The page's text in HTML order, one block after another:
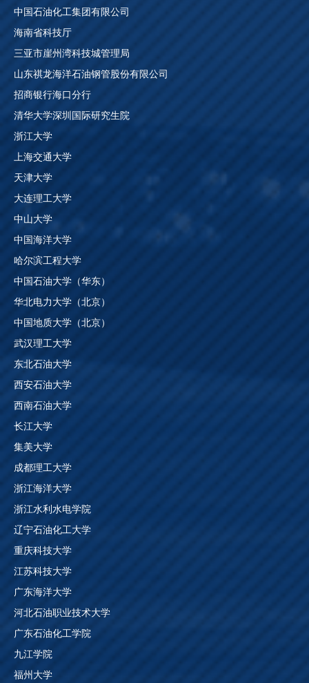
中国石油化工集团有限公司
海南省科技厅
三亚市崖州湾科技城管理局
山东祺龙海洋石油钢管股份有限公司
招商银行海口分行
清华大学深圳国际研究生院
浙江大学
上海交通大学
天津大学
大连理工大学
中山大学
中国海洋大学
哈尔滨工程大学
中国石油大学（华东）
华北电力大学（北京）
中国地质大学（北京）
武汉理工大学
东北石油大学
西安石油大学
西南石油大学
长江大学
集美大学
成都理工大学
浙江海洋大学
浙江水利水电学院
辽宁石油化工大学
重庆科技大学
江苏科技大学
广东海洋大学
河北石油职业技术大学
广东石油化工学院
九江学院
福州大学